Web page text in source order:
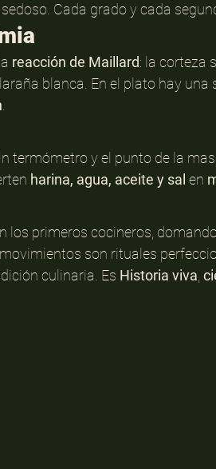
Cada grado y cada
reacción de Maillard: la corteza
blanca. En el plato hay
termómetro y el punto de la
harina, agua, aceite y sal en
los primeros cocineros,
son rituales
culinaria. Es Historia viva